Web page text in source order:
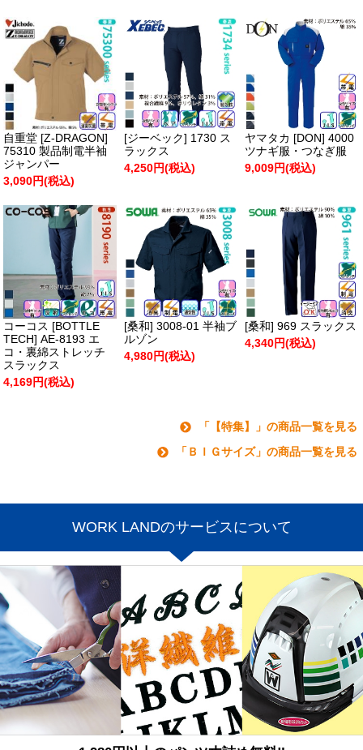
自重堂 [Z-DRAGON]
75310 製品制電半袖
ジャンパー
3,090円(税込)
[ジーベック] 1730 ス
ラックス
4,250円(税込)
ヤマタカ [DON] 4000
ツナギ服・つなぎ服
9,009円(税込)
コーコス [BOTTLE
TECH] AE-8193 エ
コ・裏綿ストレッチ
スラックス
4,169円(税込)
[桑和] 3008-01 半袖ブ
ルゾン
4,980円(税込)
[桑和] 969 スラックス
4,340円(税込)
「【特集】」の商品一覧を見る
「ＢＩＧサイズ」の商品一覧を見る
WORK LANDのサービスについて